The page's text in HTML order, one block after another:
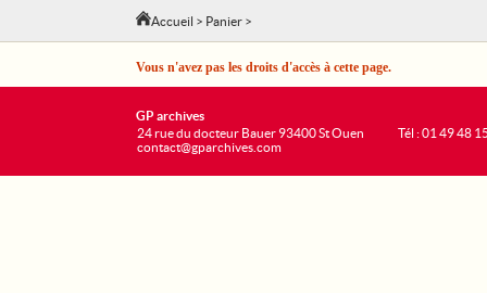
Accueil > Panier >
Vous n'avez pas les droits d'accès à cette page.
GP archives
24 rue du docteur Bauer 93400 St Ouen
contact@gparchives.com
Tél : 01 49 48